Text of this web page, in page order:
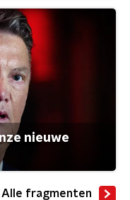
nieuwe
Alle fragmenten